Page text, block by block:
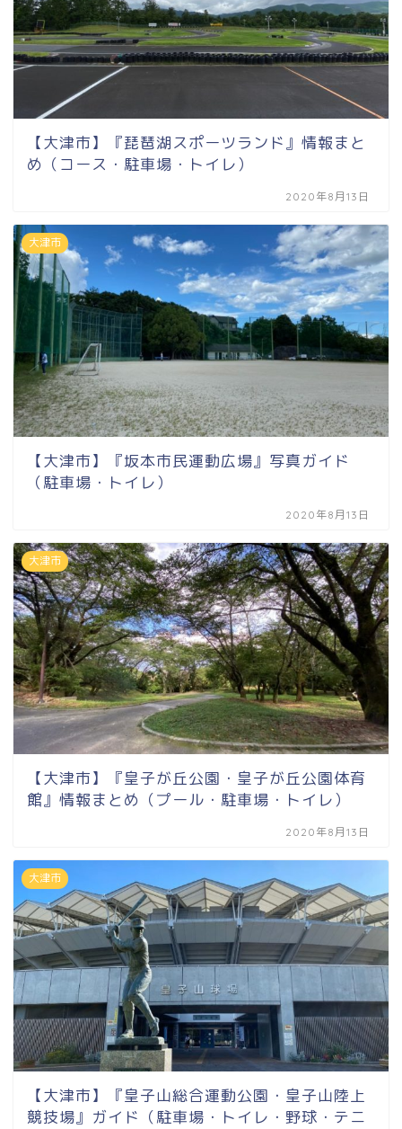
【大津市】『琵琶湖スポーツランド』情報まと
め（コース・駐車場・トイレ）
2020年8月13日
大津市
【大津市】『坂本市民運動広場』写真ガイド
（駐車場・トイレ）
2020年8月13日
大津市
【大津市】『皇子が丘公園・皇子が丘公園体育
館』情報まとめ（プール・駐車場・トイレ）
2020年8月13日
大津市
【大津市】『皇子山総合運動公園・皇子山陸上
競技場』ガイド（駐車場・トイレ・野球・テニ